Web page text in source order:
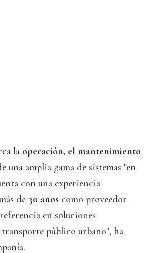
la operación, el mantenimiento
una amplia gama de sistemas "en
con una experiencia
de 30 años como proveedor
en soluciones
público urbano", ha